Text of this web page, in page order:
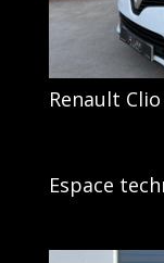
Renault
Espace